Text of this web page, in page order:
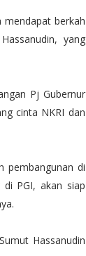
mendapat berkah
yang
Pj Gubernur
cinta NKRI dan
pembangunan di
PGI, akan siap
Hassanudin